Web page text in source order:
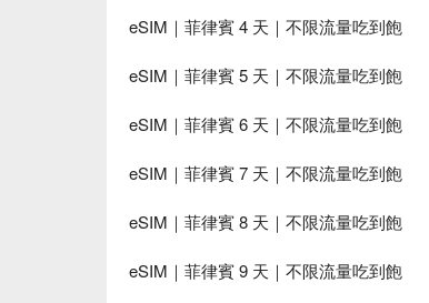
eSIM｜菲律賓 4 天｜不限流量吃到飽
eSIM｜菲律賓 5 天｜不限流量吃到飽
eSIM｜菲律賓 6 天｜不限流量吃到飽
eSIM｜菲律賓 7 天｜不限流量吃到飽
eSIM｜菲律賓 8 天｜不限流量吃到飽
eSIM｜菲律賓 9 天｜不限流量吃到飽